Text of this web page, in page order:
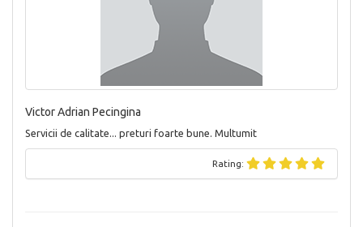
Victor Adrian Pecingina
Servicii de calitate... preturi foarte bune. Multumit
Rating: